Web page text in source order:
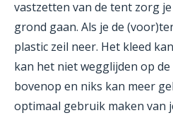
vastzetten van de tent zorg
grond gaan. Als je de
plastic zeil neer. Het kleed
kan het niet wegglijden op
bovenop en niks kan meer
optimaal gebruik maken van